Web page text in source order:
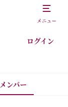
メニュー
ログイン
メンバー